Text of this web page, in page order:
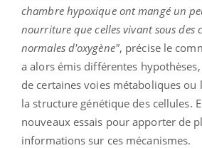
chambre hypoxique ont mangé un
nourriture que celles vivant sous des
normales d'oxygène", précise le
a alors émis différentes
de certaines voies métaboliques
la structure génétique des cellules.
nouveaux essais pour apporter de
informations sur ces mécanismes.